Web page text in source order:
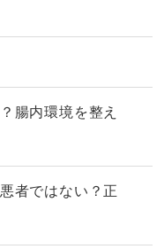
腸内環境を整え
者ではない？正